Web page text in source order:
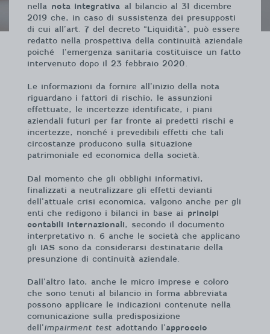
nella nota integrativa al bilancio al 31 dicembre
2019 che, in caso di sussistenza dei presupposti
di cui all’art. 7 del decreto “Liquidità”, può essere
redatto nella prospettiva della continuità aziendale
poiché l’emergenza sanitaria costituisce un fatto
intervenuto dopo il 23 febbraio 2020.
Le informazioni da fornire all’inizio della nota
riguardano i fattori di rischio, le assunzioni
effettuate, le incertezze identificate, i piani
aziendali futuri per far fronte ai predetti rischi e
incertezze, nonché i prevedibili effetti che tali
circostanze producono sulla situazione
patrimoniale ed economica della società.
Dal momento che gli obblighi informativi,
finalizzati a neutralizzare gli effetti devianti
dell’attuale crisi economica, valgono anche per gli
enti che redigono i bilanci in base ai principi
contabili internazionali, secondo il documento
interpretativo n. 6 anche le società che applicano
gli IAS sono da considerarsi destinatarie della
presunzione di continuità aziendale.
Dall’altro lato, anche le micro imprese e coloro
che sono tenuti al bilancio in forma abbreviata
possono applicare le indicazioni contenute nella
comunicazione sulla predisposizione
dell’impairment test adottando l’approccio